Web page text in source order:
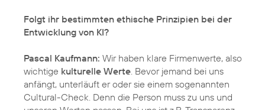
Folgt ihr bestimmten ethische Prinzipien bei der
Entwicklung von KI?
Pascal Kaufmann: Wir haben klare Firmenwerte, also
wichtige kulturelle Werte. Bevor jemand bei uns
anfängt, unterläuft er oder sie einem sogenannten
Cultural-Check. Denn die Person muss zu uns und